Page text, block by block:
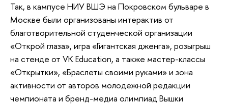
Так, в кампусе НИУ ВШЭ на Покровском бульваре в
Москве были организованы интерактив от
благотворительной студенческой организации
«Открой глаза», игра «Гигантская дженга», розыгрыш
на стенде от VK Education, а также мастер-классы
«Открытки», «Браслеты своими руками» и зона
активности от авторов молодежной редакции
чемпионата и бренд-медиа олимпиад Вышки